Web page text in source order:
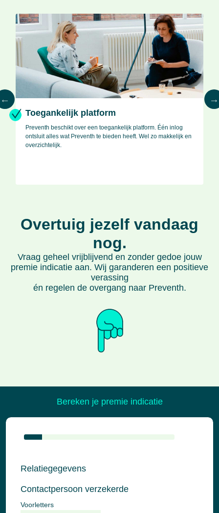
Toegankelijk platform
Preventh beschikt over een toegankelijk platform. Één inlog
ontsluit alles wat Preventh te bieden heeft. Wel zo makkelijk en
overzichtelijk.
Overtuig jezelf vandaag
nog.
Vraag geheel vrijblijvend en zonder gedoe jouw
premie indicatie aan. Wij garanderen een positieve
verassing
én regelen de overgang naar Preventh.
Bereken je premie indicatie